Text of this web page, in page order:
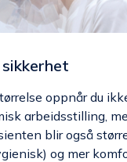
oppnår du
arbeidsstilling,
blir også
og mer